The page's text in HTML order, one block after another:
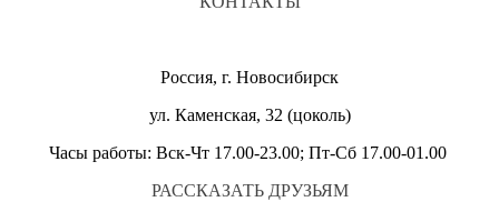
Россия, г. Новосибирск
ул. Каменская, 32 (цоколь)
Часы работы: Вск-Чт 17.00-23.00; Пт-Сб 17.00-01.00
РАССКАЗАТЬ ДРУЗЬЯМ